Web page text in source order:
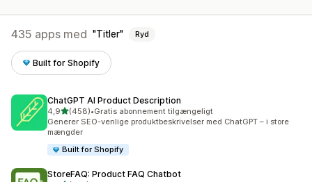
435 apps med Titler Ryd
Built for Shopify
ChatGPT AI Product Description
4,9ud af 5 stjerner
(458)
458 anmeldelser i alt
•Gratis abonnement tilgængeligt
Generer SEO-venlige produktbeskrivelser med ChatGPT – i store
mængder
Built for Shopify
StoreFAQ: Product FAQ Chatbot